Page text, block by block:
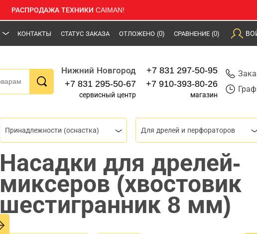
РАСПРОДАЖА ТЕХНИКИ CAIMAN!
КОНТАКТЫ СТАТУС ЗАКАЗА ОТЛОЖЕНО (0) СРАВНЕНИЕ (0)
Нижний Новгород
+7 831 295-50-67
сервисный центр
+7 831 297-50-95
+7 910-393-80-26
магазин
Принадлежности (оснастка) Для дрелей и перфораторов
Насадки для дрелей-
миксеров (хвостовик
шестигранник 8 мм)